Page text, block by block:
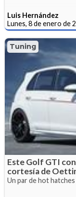
Luis Hernández
Lunes, 8 de enero de
Tuning
Este Golf GTI
cortesía de
Un par de hot